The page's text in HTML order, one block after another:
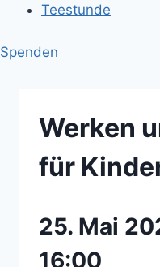
Teestunde
Spenden
Werken
für
25. Mai
16:00